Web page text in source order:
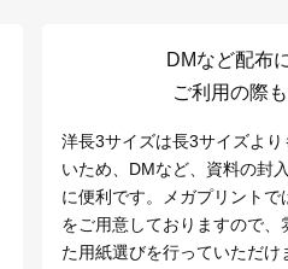
DMなど配布
ご利用の際も
洋長3サイズは長3サイズよ
いため、DMなど、資料の封
に便利です。メガプリントで
をご用意しておりますので、
た用紙選びを行っていただけ